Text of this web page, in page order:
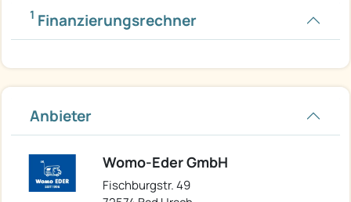
1 Finanzierungsrechner
Anbieter
Womo-Eder GmbH
Fischburgstr. 49